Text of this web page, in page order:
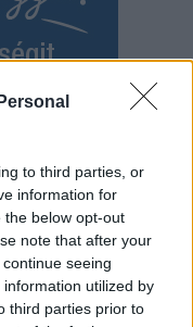
to third parties, or
information for
the below opt-out
note that after your
seeing
utilized by
third parties prior to
Adja
szabályzat ot